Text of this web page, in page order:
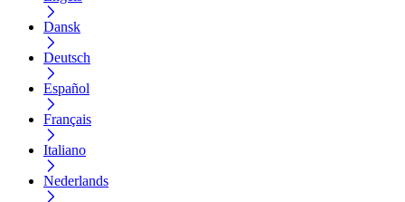
Dansk
Deutsch
Español
Français
Italiano
Nederlands